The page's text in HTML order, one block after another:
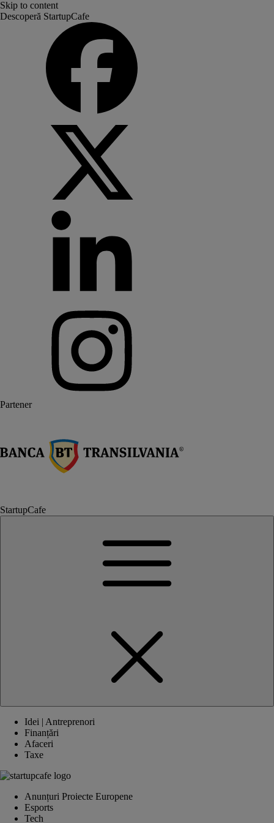
Skip to content
Descoperă StartupCafe
Partener
StartupCafe
Idei | Antreprenori
Finanțări
Afaceri
Taxe
Anunțuri Proiecte Europene
Esports
Tech